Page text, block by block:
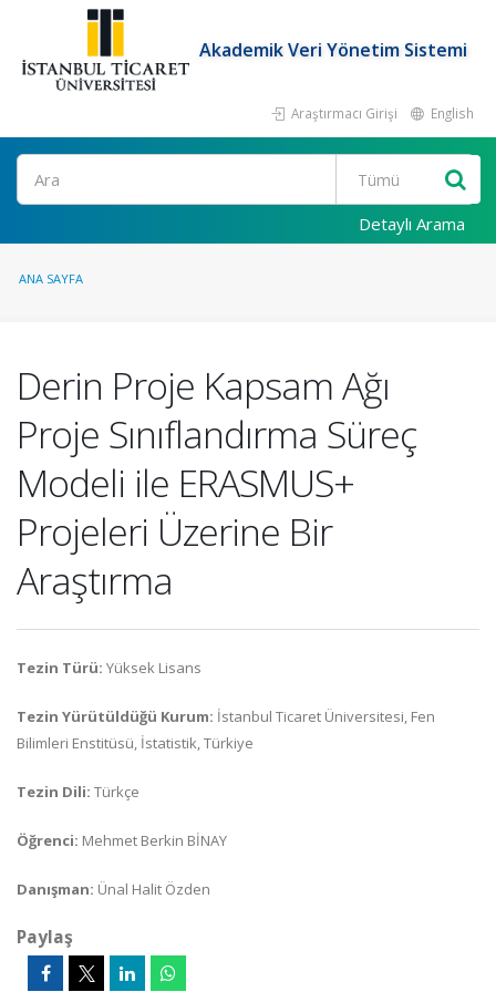
Akademik Veri Yönetim Sistemi
Araştırmacı Girişi English
Ara
Detaylı Arama
ANA SAYFA
Derin Proje Kapsam Ağı
Proje Sınıflandırma Süreç
Modeli ile ERASMUS+
Projeleri Üzerine Bir
Araştırma
Tezin Türü: Yüksek Lisans
Tezin Yürütüldüğü Kurum: İstanbul Ticaret Üniversitesi, Fen
Bilimleri Enstitüsü, İstatistik, Türkiye
Tezin Dili: Türkçe
Öğrenci: Mehmet Berkin BİNAY
Danışman: Ünal Halit Özden
Paylaş